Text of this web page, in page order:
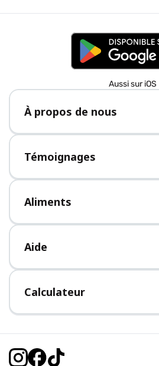
Aussi sur iOS
À propos de nous
À propos de nous
Postes
Presse
Témoignages
Tous les témoignages
Aliments
Tous les aliments
Aide
Centre d'aide
Calculateur
Calcul IMC
Calcul poids idéal
Calcul calories brûlées